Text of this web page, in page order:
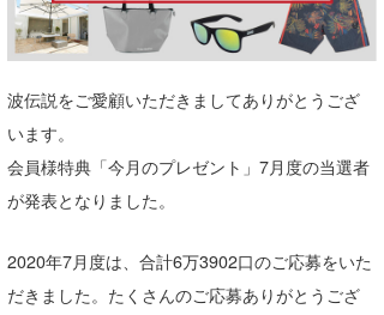
サーフィンエリアガイド
今月のプレゼント
波伝説をご愛顧いただきましてありがとうござ
います。
会員様特典「今月のプレゼント」7月度の当選者
が発表となりました。
2020年7月度は、合計6万3902口のご応募をいた
だきました。たくさんのご応募ありがとうござ
ショップ情報
ショップ情報
湘南
千葉北
伊豆
千葉南
ウラナミ
お知らせ
その他
ルール＆How to
VOTE!